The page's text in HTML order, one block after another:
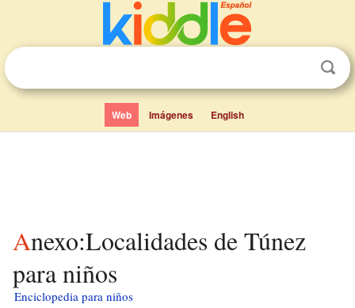
Web Imágenes English
Anexo:Localidades de Túnez
para niños
Enciclopedia para niños